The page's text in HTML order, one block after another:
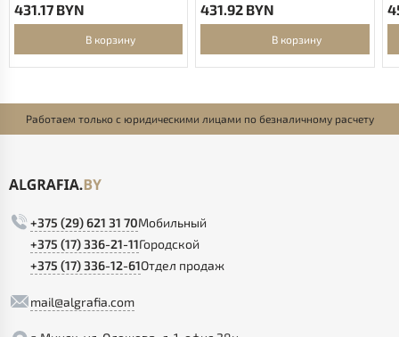
431.17 BYN
В корзину
431.92 BYN
В корзину
Работаем только с юридическими лицами по безналичному расчету
+375 (29) 621 31 70Мобильный
+375 (17) 336-21-11Городской
+375 (17) 336-12-61Отдел продаж
mail@algrafia.com